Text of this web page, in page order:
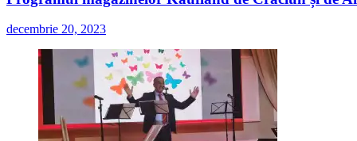
decembrie 20, 2023